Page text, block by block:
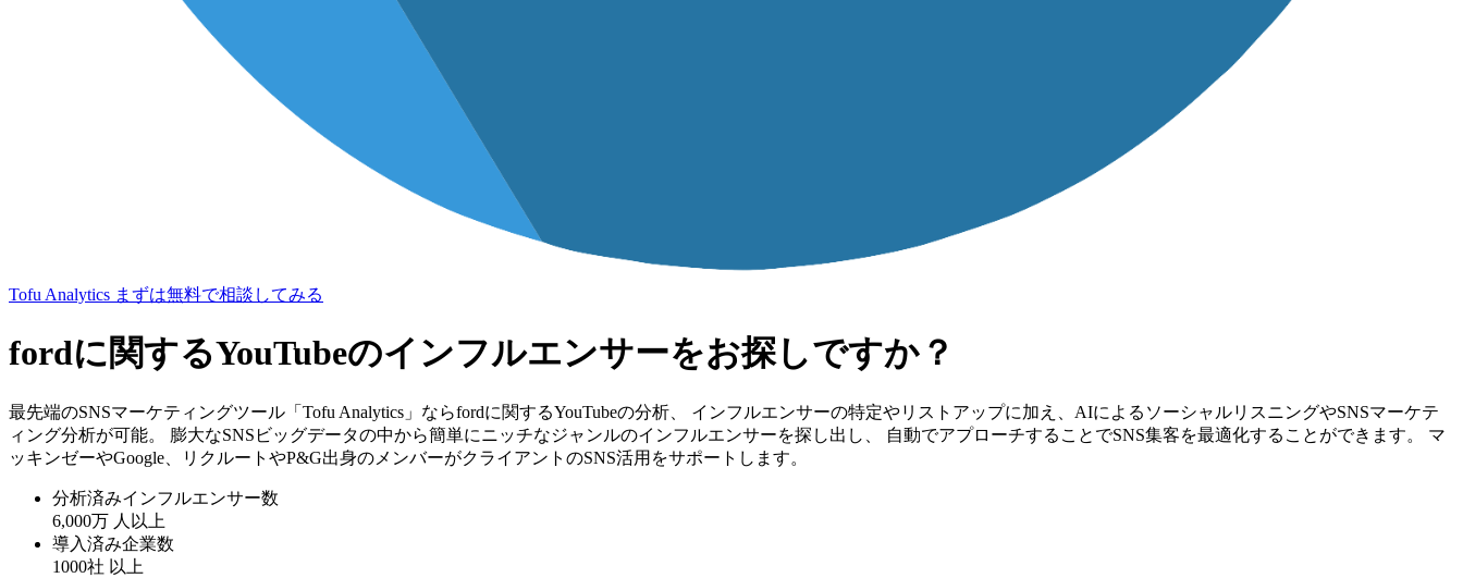
Tofu Analytics まずは無料で相談してみる
fordに関するYouTubeのインフルエンサーをお探しですか？
最先端のSNSマーケティングツール「Tofu Analytics」ならfordに関するYouTubeの分析、 インフルエンサーの特定やリストアップに加え、AIによるソーシャルリスニングやSNSマーケテ
ィング分析が可能。 膨大なSNSビッグデータの中から簡単にニッチなジャンルのインフルエンサーを探し出し、 自動でアプローチすることでSNS集客を最適化することができます。 マ
ッキンゼーやGoogle、リクルートやP&G出身のメンバーがクライアントのSNS活用をサポートします。
分析済みインフルエンサー数
6,000万 人以上
導入済み企業数
1000社 以上